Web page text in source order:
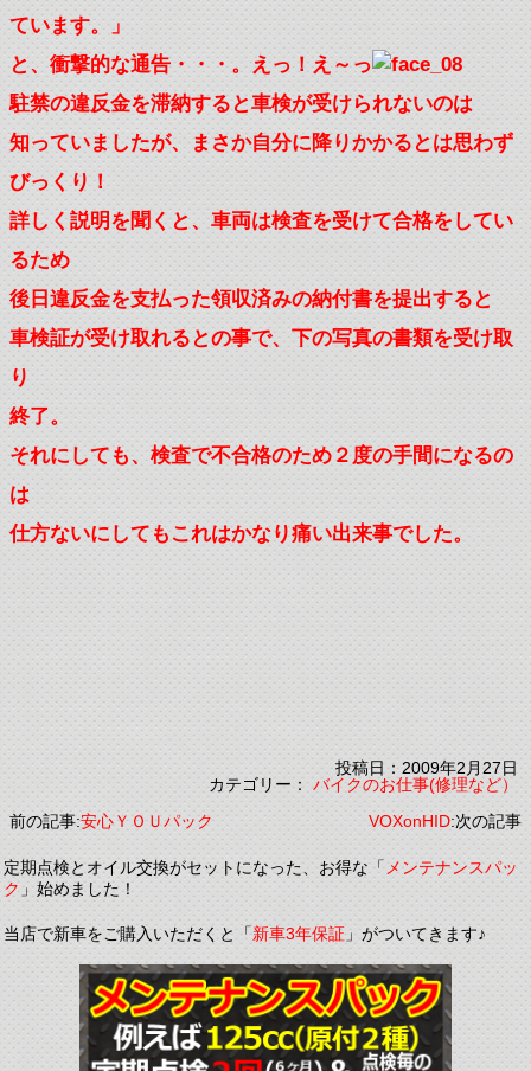
ています。」
と、衝撃的な通告・・・。えっ！え～っ
駐禁の違反金を滞納すると車検が受けられないのは
知っていましたが、まさか自分に降りかかるとは思わず
びっくり！
詳しく説明を聞くと、車両は検査を受けて合格をしてい
るため
後日違反金を支払った領収済みの納付書を提出すると
車検証が受け取れるとの事で、下の写真の書類を受け取
り
終了。
それにしても、検査で不合格のため２度の手間になるの
は
仕方ないにしてもこれはかなり痛い出来事でした。
投稿日：2009年2月27日
カテゴリー：バイクのお仕事(修理など）
前の記事:安心ＹＯＵパック VOXonHID:次の記事
定期点検とオイル交換がセットになった、お得な「メンテナンスパッ
ク」始めました！
当店で新車をご購入いただくと「新車3年保証」がついてきます♪